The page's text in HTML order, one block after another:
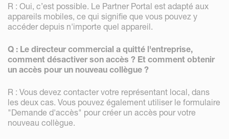
R : Oui, c’est possible. Le Partner Portal est adapté aux
appareils mobiles, ce qui signifie que vous pouvez y
accéder depuis n'importe quel appareil.
Q : Le directeur commercial a quitté l'entreprise,
comment désactiver son accès ? Et comment obtenir
un accès pour un nouveau collègue ?
R : Vous devez contacter votre représentant local, dans
les deux cas. Vous pouvez également utiliser le formulaire
"Demande d'accès" pour créer un accès pour votre
nouveau collègue.